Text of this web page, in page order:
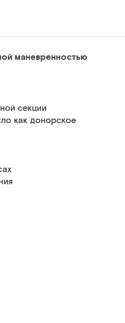
маневренностью
секции
как донорское